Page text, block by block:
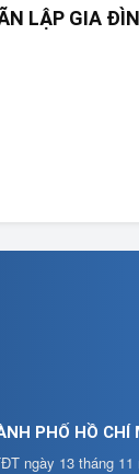
LẬP GIA
PHỐ HỒ CHÍ
ngày 13 tháng 11